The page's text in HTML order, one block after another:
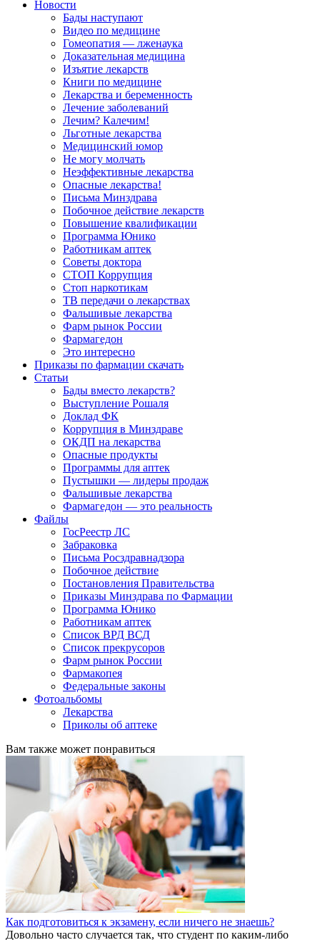
Новости
Бады наступают
Видео по медицине
Гомеопатия — лженаука
Доказательная медицина
Изъятие лекарств
Книги по медицине
Лекарства и беременность
Лечение заболеваний
Лечим? Калечим!
Льготные лекарства
Медицинский юмор
Не могу молчать
Неэффективные лекарства
Опасные лекарства!
Письма Минздрава
Побочное действие лекарств
Повышение квалификации
Программа Юнико
Работникам аптек
Советы доктора
СТОП Коррупция
Стоп наркотикам
ТВ передачи о лекарствах
Фальшивые лекарства
Фарм рынок России
Фармагедон
Это интересно
Приказы по фармации скачать
Статьи
Бады вместо лекарств?
Выступление Рошаля
Доклад ФК
Коррупция в Минздраве
ОКДП на лекарства
Опасные продукты
Программы для аптек
Пустышки — лидеры продаж
Фальшивые лекарства
Фармагедон — это реальность
Файлы
ГосРеестр ЛС
Забраковка
Письма Росздравнадзора
Побочное действие
Постановления Правительства
Приказы Минздрава по Фармации
Программа Юнико
Работникам аптек
Список ВРД ВСД
Список прекрусоров
Фарм рынок России
Фармакопея
Федеральные законы
Фотоальбомы
Лекарства
Приколы об аптеке
Вам также может понравиться
Как подготовиться к экзамену, если ничего не знаешь?
Довольно часто случается так, что студент по каким-либо